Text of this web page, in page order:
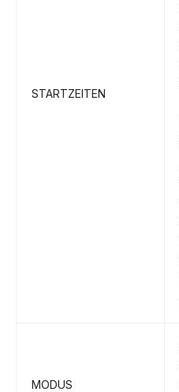
STARTZEITEN
MODUS